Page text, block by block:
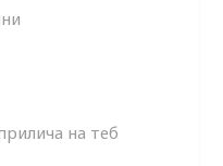
на теб